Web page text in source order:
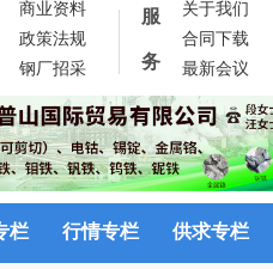
商业资料
政策法规
钢厂招采
服
务
关于我们
合同下载
最新会议
栏 行情专栏 供求专栏